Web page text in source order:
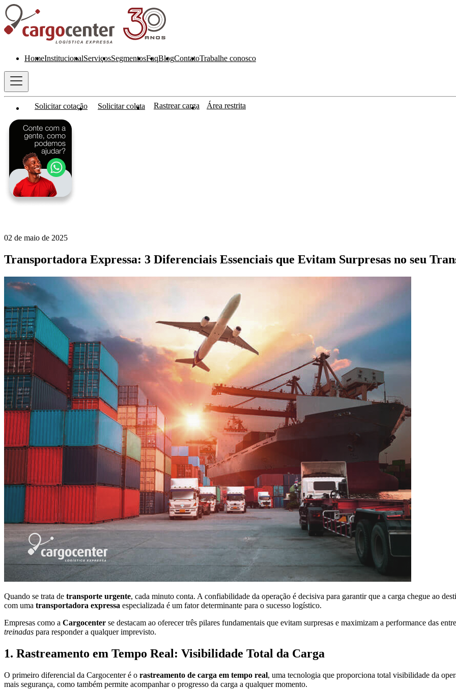
HomeInstitucionalServiçosSegmentosFaqBlogContatoTrabalhe conosco
Solicitar cotação Solicitar coleta Rastrear carga Área restrita
02 de maio de 2025
Transportadora Expressa: 3 Diferenciais Essenciais que Evitam Surpresas no seu
Quando se trata de transporte urgente, cada minuto conta. A confiabilidade da operação é decisiva para garantir que a carga chegue ao
com uma transportadora expressa especializada é um fator determinante para o sucesso logístico.
Empresas como a Cargocenter se destacam ao oferecer três pilares fundamentais que evitam surpresas e maximizam a performance das
treinadas para responder a qualquer imprevisto.
1. Rastreamento em Tempo Real: Visibilidade Total da Carga
O primeiro diferencial da Cargocenter é o rastreamento de carga em tempo real, uma tecnologia que proporciona total visibilidade da
mais segurança, como também permite acompanhar o progresso da carga a qualquer momento.